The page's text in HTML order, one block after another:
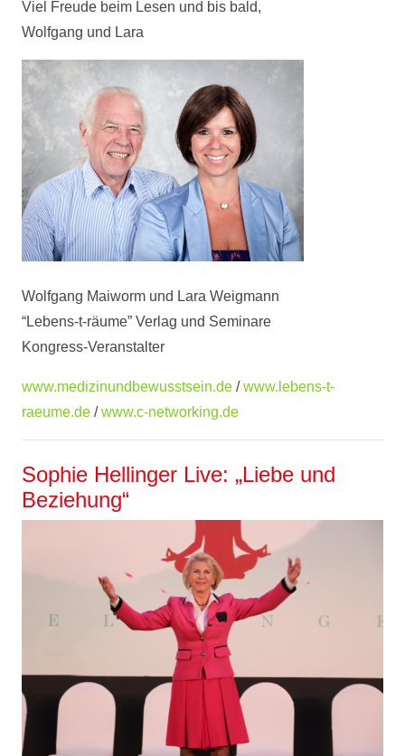
Viel Freude beim Lesen und bis bald,
Wolfgang und Lara
Wolfgang Maiworm und Lara Weigmann
“Lebens-t-räume” Verlag und Seminare
Kongress-Veranstalter
www.medizinundbewusstsein.de /www.lebens-t-
raeume.de /www.c-networking.de
Sophie Hellinger Live: „Liebe und
Beziehung“